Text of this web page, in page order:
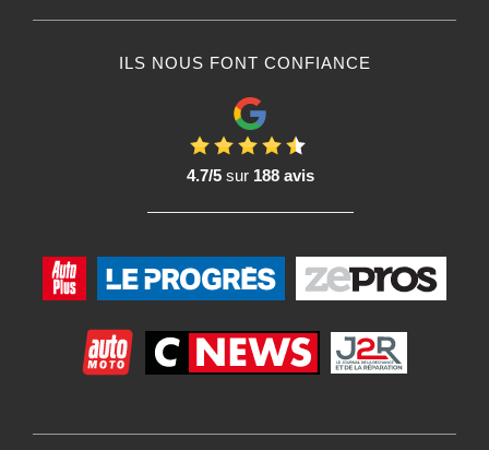
ILS NOUS FONT CONFIANCE
4.7/5sur 188 avis